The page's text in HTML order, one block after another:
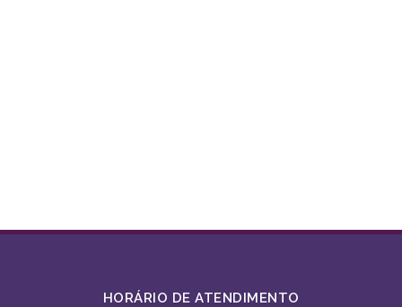
HORÁRIO DE ATENDIMENTO